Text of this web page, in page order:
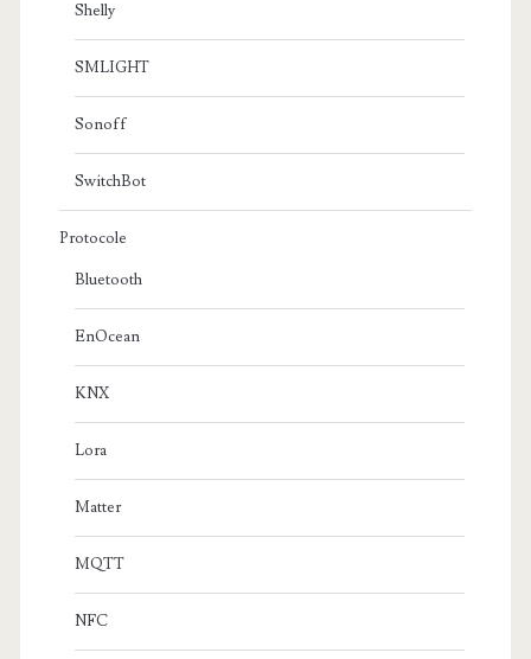
Shelly
SMLIGHT
Sonoff
SwitchBot
Protocole
Bluetooth
EnOcean
KNX
Lora
Matter
MQTT
NFC